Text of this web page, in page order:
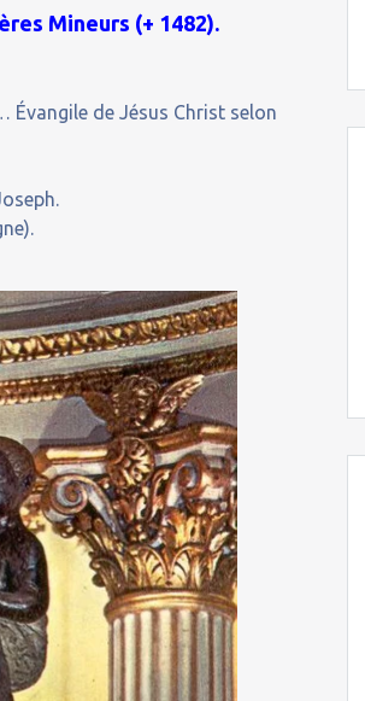
Mineurs (+ 1482).
Évangile de Jésus Christ selon